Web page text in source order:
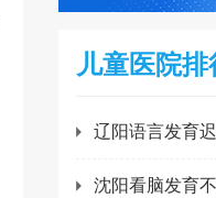
儿童医院排
辽阳语言发育
沈阳看脑发育